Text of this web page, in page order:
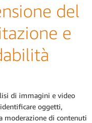
del
e
di immagini e video
oggetti,
moderazione di contenuti